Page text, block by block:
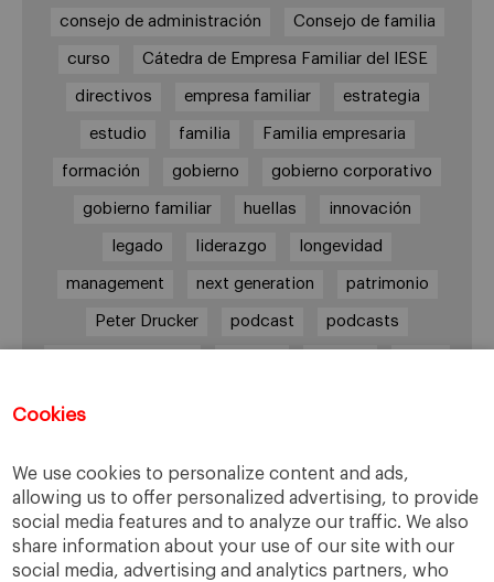
Cookies
We use cookies to personalize content and ads,
allowing us to offer personalized advertising, to provide
social media features and to analyze our traffic. We also
share information about your use of our site with our
social media, advertising and analytics partners, who
consejo de administración Consejo de familia
curso Cátedra de Empresa Familiar del IESE
directivos empresa familiar estrategia
estudio familia Familia empresaria
formación gobierno gobierno corporativo
gobierno familiar huellas innovación
legado liderazgo longevidad
management next generation patrimonio
Peter Drucker podcast podcasts
órganos de gobierno
Enlaces